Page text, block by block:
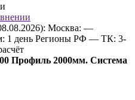
Москва: —
1 день Регионы РФ — ТК: 3-
Профиль 2000мм. Система